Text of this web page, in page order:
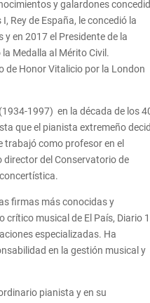
y galardones
Rey de España, le concedió la
y en 2017 el Presidente de la
Medalla al Mérito Civil.
de Honor Vitalicio por la London
(1934-1997) en la década de los
que el pianista extremeño
como profesor en el
director del Conservatorio de
firmas más conocidas y
crítico musical de El País, Diario
especializadas. Ha
en la gestión musical y
pianista y en su